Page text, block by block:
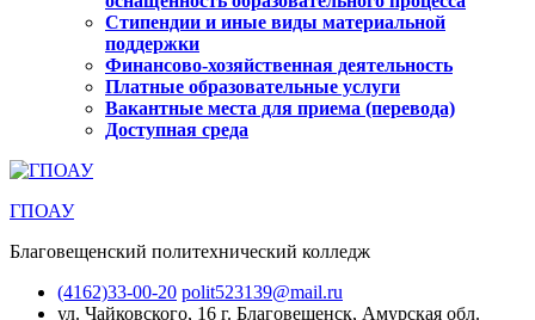
Стипендии и иные виды материальной
поддержки
Финансово-хозяйственная деятельность
Платные образовательные услуги
Вакантные места для приема (перевода)
Доступная среда
ГПОАУ
Благовещенский политехнический колледж
(4162)33-00-20 polit523139@mail.ru
ул. Чайковского, 16 г. Благовещенск, Амурская обл.